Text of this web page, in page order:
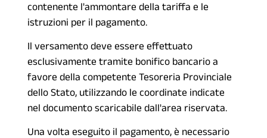
contenente l'ammontare della tariffa e le
istruzioni per il pagamento.
Il versamento deve essere effettuato
esclusivamente tramite bonifico bancario a
favore della competente Tesoreria Provinciale
dello Stato, utilizzando le coordinate indicate
nel documento scaricabile dall'area riservata.
Una volta eseguito il pagamento, è necessario